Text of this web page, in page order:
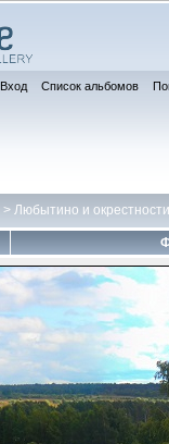
Вход Список альбомов
> Любытино и